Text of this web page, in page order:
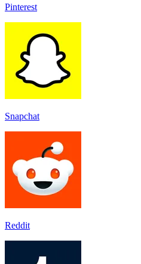
Pinterest
Snapchat
Reddit